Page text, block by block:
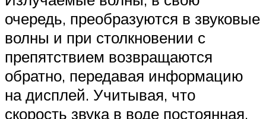
очередь, преобразуются в звуковые
волны и при столкновении с
препятствием возвращаются
обратно, передавая информацию
на дисплей. Учитывая, что
скорость звука в воде постоянная,